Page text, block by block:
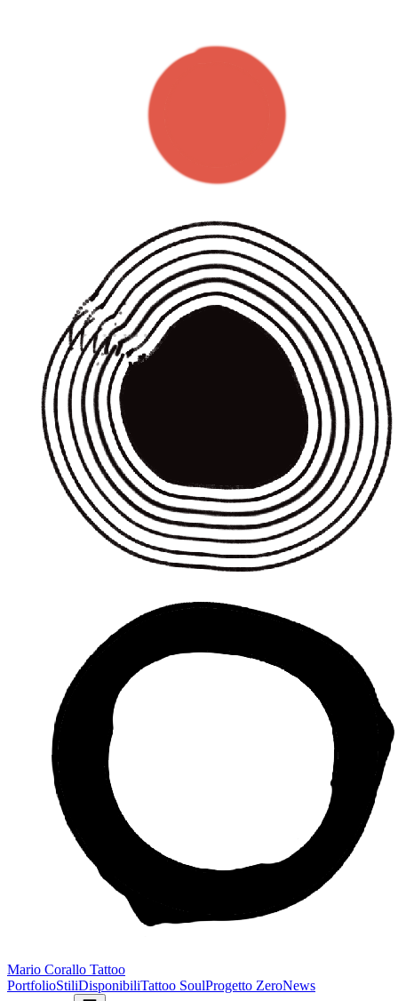
Mario Corallo Tattoo
PortfolioStiliDisponibiliTattoo SoulProgetto ZeroNews